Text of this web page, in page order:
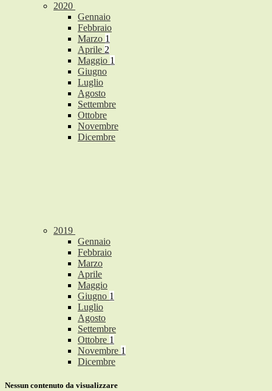
2020
Gennaio
Febbraio
Marzo 1
Aprile 2
Maggio 1
Giugno
Luglio
Agosto
Settembre
Ottobre
Novembre
Dicembre
2019
Gennaio
Febbraio
Marzo
Aprile
Maggio
Giugno 1
Luglio
Agosto
Settembre
Ottobre 1
Novembre 1
Dicembre
Nessun contenuto da visualizzare